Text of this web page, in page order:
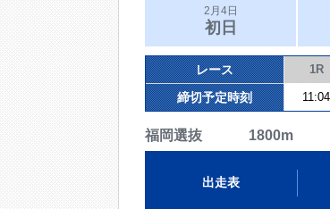
2月4日
初日
レース 1R
締切予定時刻 11:04
福岡選抜 1800m
出走表